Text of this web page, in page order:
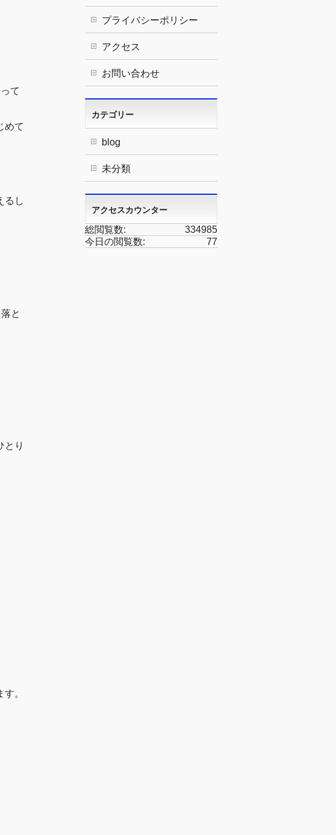
て
めて
るし
と
とり
。
プライバシーポリシー
アクセス
お問い合わせ
カテゴリー
blog
未分類
アクセスカウンター
334985
総閲覧数:
77
今日の閲覧数: